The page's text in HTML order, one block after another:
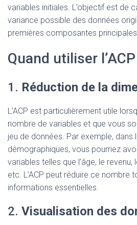
variables initiales. L’objectif est de
variance possible des données
premières composantes
Quand utiliser l’ACP
1. Réduction de la
L’ACP est particulièrement utile
nombre de variables et que vous
jeu de données. Par exemple, dans
démographiques, vous pourriez
variables telles que l’âge, le revenu,
etc. L’ACP peut réduire ce nombre
informations essentielles.
2. Visualisation des